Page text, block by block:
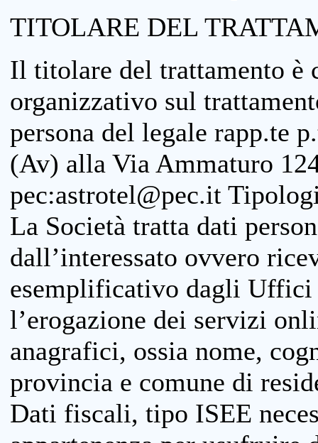
TITOLARE DEL
Il titolare del trattamento è
organizzativo sul
persona del legale rapp.te
(Av) alla Via Ammaturo
pec:astrotel@pec.it
La Società tratta dati
dall’interessato ovvero
esemplificativo dagli
l’erogazione dei servizi
anagrafici, ossia nome,
provincia e comune di
Dati fiscali, tipo ISEE